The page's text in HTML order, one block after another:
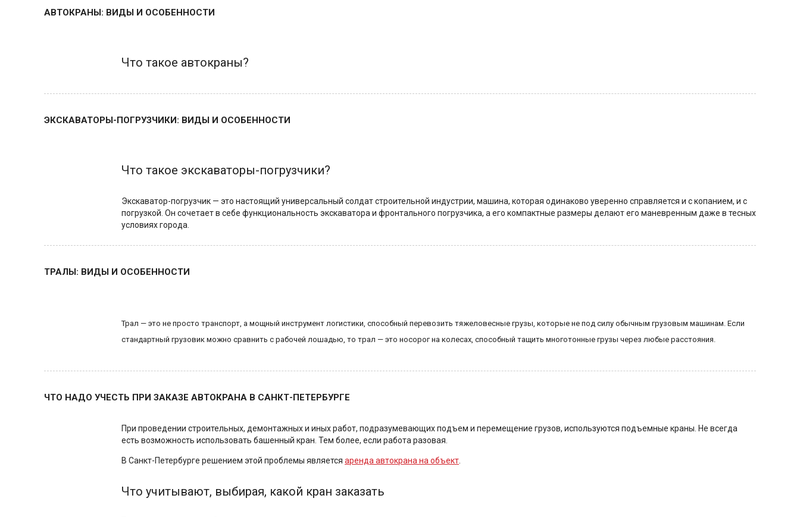
АВТОКРАНЫ: ВИДЫ И ОСОБЕННОСТИ
Что такое автокраны?
ЭКСКАВАТОРЫ-ПОГРУЗЧИКИ: ВИДЫ И ОСОБЕННОСТИ
Что такое экскаваторы-погрузчики?
Экскаватор-погрузчик — это настоящий универсальный солдат строительной индустрии, машина, которая одинаково уверенно справляется и с копанием, и с
погрузкой. Он сочетает в себе функциональность экскаватора и фронтального погрузчика, а его компактные размеры делают его маневренным даже в тесных
условиях города.
ТРАЛЫ: ВИДЫ И ОСОБЕННОСТИ
Трал — это не просто транспорт, а мощный инструмент логистики, способный перевозить тяжеловесные грузы, которые не под силу обычным грузовым машинам. Если
стандартный грузовик можно сравнить с рабочей лошадью, то трал — это носорог на колесах, способный тащить многотонные грузы через любые расстояния.
ЧТО НАДО УЧЕСТЬ ПРИ ЗАКАЗЕ АВТОКРАНА В САНКТ-ПЕТЕРБУРГЕ
При проведении строительных, демонтажных и иных работ, подразумевающих подъем и перемещение грузов, используются подъемные краны. Не всегда
есть возможность использовать башенный кран. Тем более, если работа разовая.
В Санкт-Петербурге решением этой проблемы является аренда автокрана на объект
Что учитывают, выбирая, какой кран заказать